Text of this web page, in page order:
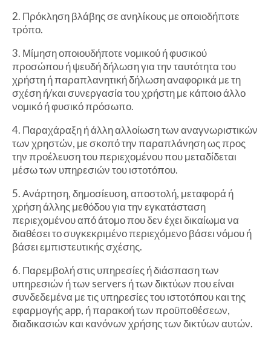
2. Πρόκληση βλάβης σε ανηλίκους με οποιοδήποτε
τρόπο.
3. Μίμηση οποιουδήποτε νομικού ή φυσικού
προσώπου ή ψευδή δήλωση για την ταυτότητα του
χρήστη ή παραπλανητική δήλωση αναφορικά με τη
σχέση ή/και συνεργασία του χρήστη με κάποιο άλλο
νομικό ή φυσικό πρόσωπο.
4. Παραχάραξη ή άλλη αλλοίωση των αναγνωριστικών
των χρηστών, με σκοπό την παραπλάνηση ως προς
την προέλευση του περιεχομένου που μεταδίδεται
μέσω των υπηρεσιών του ιστοτόπου.
5. Ανάρτηση, δημοσίευση, αποστολή, μεταφορά ή
χρήση άλλης μεθόδου για την εγκατάσταση
περιεχομένου από άτομο που δεν έχει δικαίωμα να
διαθέσει το συγκεκριμένο περιεχόμενο βάσει νόμου ή
βάσει εμπιστευτικής σχέσης.
6. Παρεμβολή στις υπηρεσίες ή διάσπαση των
υπηρεσιών ή των servers ή των δικτύων που είναι
συνδεδεμένα με τις υπηρεσίες του ιστοτόπου και της
εφαρμογής app, ή παρακοή των προϋποθέσεων,
διαδικασιών και κανόνων χρήσης των δικτύων αυτών.